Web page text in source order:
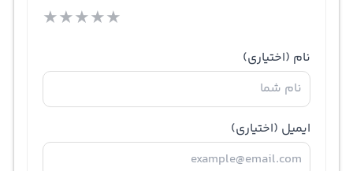
★★★★★
نام (اختیاری)
ایمیل (اختیاری)